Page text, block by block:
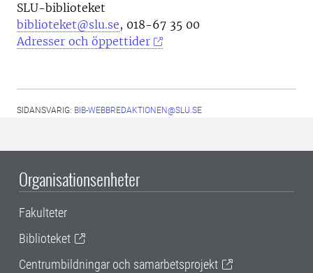
SLU-biblioteket
biblioteket@slu.se, 018-67 35 00
Adresser och öppettider
SIDANSVARIG: BIB-WEBBREDAKTIONEN@SLU.SE
Organisationsenheter
Fakulteter
Biblioteket
Centrumbildningar och samarbetsprojekt